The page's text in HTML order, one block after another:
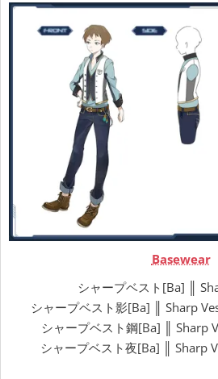
Basewear
シャープベスト[Ba] ║
シャープベスト影[Ba] ║ Sharp
シャープベスト鋼[Ba] ║ Sharp
シャープベスト夜[Ba] ║ Sharp